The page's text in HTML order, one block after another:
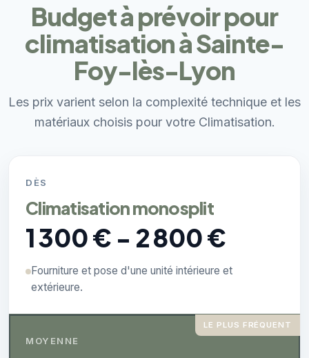
Budget à prévoir pour
climatisation à Sainte-
Foy-lès-Lyon
Les prix varient selon la complexité technique et les
matériaux choisis pour votre Climatisation.
DÈS
Climatisation monosplit
1 300 € - 2 800 €
Fourniture et pose d'une unité intérieure et
extérieure.
LE PLUS FRÉQUENT
MOYENNE